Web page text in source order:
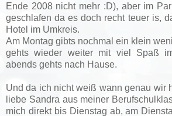
Ende 2008 nicht mehr :D), aber im
geschlafen da es doch recht teuer is,
Hotel im Umkreis.
Am Montag gibts nochmal ein klein
gehts wieder weiter mit viel Spaß
abends gehts nach Hause.
Und da ich nicht weiß wann genau wir
liebe Sandra aus meiner
mich direkt bis Dienstag ab, am